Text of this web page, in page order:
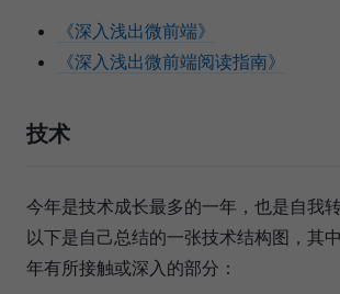
《深入浅出微前端》
《深入浅出微前端阅读指南》
技术
今年是技术成长最多的一年，也是自我
以下是自己总结的一张技术结构图，其
年有所接触或深入的部分：